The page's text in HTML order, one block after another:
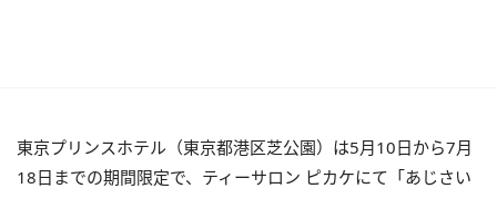
東京プリンスホテル（東京都港区芝公園）は5月10日から7月
18日までの期間限定で、ティーサロン ピカケにて「あじさい